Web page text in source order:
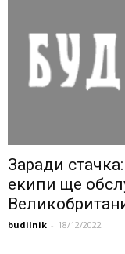
Заради
екипи ще
budilnik - 18/12/2022